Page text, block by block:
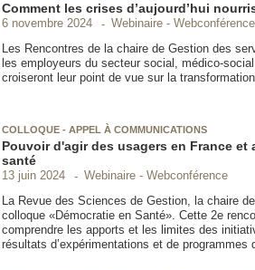
Comment les crises d’aujourd’hui
6 novembre 2024
Webinaire - Webconférence
Les Rencontres de la chaire de Gestion des
les employeurs du secteur social, médico-
croiseront leur point de vue sur la
COLLOQUE - APPEL À COMMUNICATIONS
Pouvoir d'agir des usagers en France
santé
13 juin 2024
Webinaire - Webconférence
La Revue des Sciences de Gestion, la chaire
colloque «Démocratie en Santé». Cette 2e
comprendre les apports et les limites des
résultats d’expérimentations et de